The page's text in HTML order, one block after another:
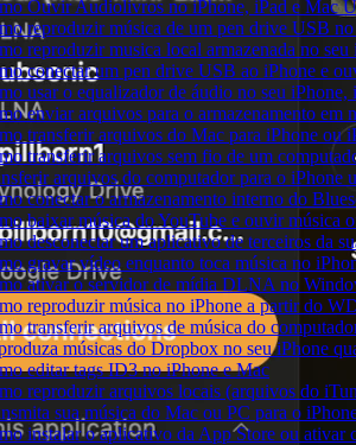
Ouvir Audiolivros no iPhone, iPad e Mac
reproduzir música de um pen drive USB
reproduzir musica local armazenada no
conectar um pen drive USB ao iPhone e
usar o equalizador de áudio no seu
enviar arquivos para o armazenamento
transferir arquivos do Mac para iPhone ou
transferir arquivos sem fio de um
arquivos do computador para o iPhone
conectar o armazenamento interno do
baixar música do YouTube e ouvir música
desconectar um aplicativo de terceiros da
gravar vídeo enquanto toca música no
ativar o servidor de mídia DLNA no
reproduzir música no iPhone a partir do
transferir arquivos de música do
músicas do Dropbox no seu iPhone
editar tags ID3 no iPhone e Mac
reproduzir arquivos locais (arquivos do
sua música do Mac ou PC para o
instalar o aplicativo da App Store ou